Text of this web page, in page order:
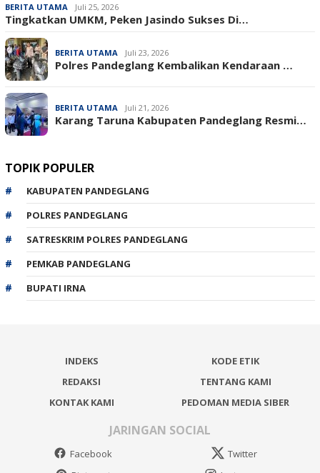
BERITA UTAMA Juli 25, 2026
Tingkatkan UMKM, Peken Jasindo Sukses Di…
BERITA UTAMA Juli 23, 2026
‎Polres Pandeglang Kembalikan Kendaraan …
BERITA UTAMA Juli 21, 2026
Karang Taruna Kabupaten Pandeglang Resmi…
TOPIK POPULER
KABUPATEN PANDEGLANG
POLRES PANDEGLANG
SATRESKRIM POLRES PANDEGLANG
PEMKAB PANDEGLANG
BUPATI IRNA
INDEKS
KODE ETIK
REDAKSI
TENTANG KAMI
KONTAK KAMI
PEDOMAN MEDIA SIBER
JARINGAN SOCIAL
Facebook
Twitter